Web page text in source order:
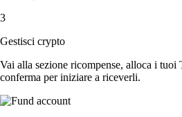
3
Gestisci crypto
Vai alla sezione ricompense, alloca i tuoi
conferma per iniziare a riceverli.